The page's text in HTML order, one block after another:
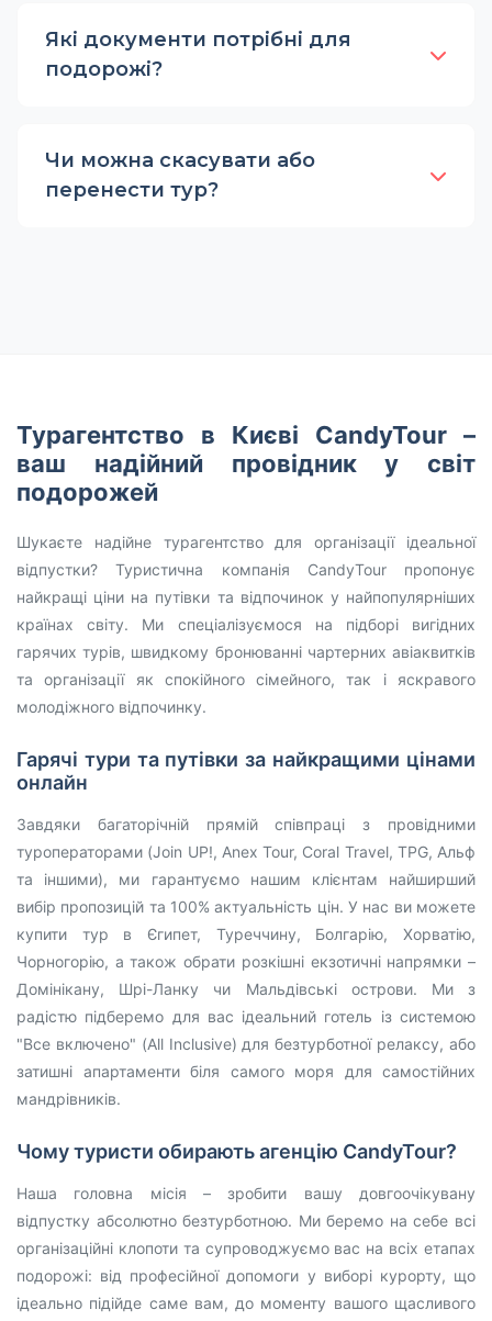
Які документи потрібні для
подорожі?
Чи можна скасувати або
перенести тур?
Турагентство в Києві CandyTour –
ваш надійний провідник у світ
подорожей
Шукаєте надійне турагентство для організації ідеальної
відпустки? Туристична компанія CandyTour пропонує
найкращі ціни на путівки та відпочинок у найпопулярніших
країнах світу. Ми спеціалізуємося на підборі вигідних
гарячих турів, швидкому бронюванні чартерних авіаквитків
та організації як спокійного сімейного, так і яскравого
молодіжного відпочинку.
Гарячі тури та путівки за найкращими цінами
онлайн
Завдяки багаторічній прямій співпраці з провідними
туроператорами (Join UP!, Anex Tour, Coral Travel, TPG, Альф
та іншими), ми гарантуємо нашим клієнтам найширший
вибір пропозицій та 100% актуальність цін. У нас ви можете
купити тур в Єгипет, Туреччину, Болгарію, Хорватію,
Чорногорію, а також обрати розкішні екзотичні напрямки –
Домінікану, Шрі-Ланку чи Мальдівські острови. Ми з
радістю підберемо для вас ідеальний готель із системою
"Все включено" (All Inclusive) для безтурботної релаксу, або
затишні апартаменти біля самого моря для самостійних
мандрівників.
Чому туристи обирають агенцію CandyTour?
Наша головна місія – зробити вашу довгоочікувану
відпустку абсолютно безтурботною. Ми беремо на себе всі
організаційні клопоти та супроводжуємо вас на всіх етапах
подорожі: від професійної допомоги у виборі курорту, що
ідеально підійде саме вам, до моменту вашого щасливого